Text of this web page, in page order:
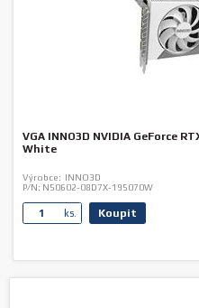
VGA INNO3D NVIDIA GeForce
White
Výrobce: INNO3D
P/N: N50602-08D7X-195070W
ks. Koupit